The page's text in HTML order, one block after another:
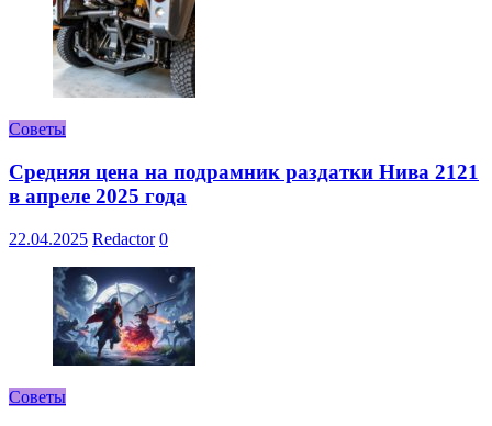
Советы
Средняя цена на подрамник раздатки Нива 2121
в апреле 2025 года
22.04.2025 Redactor 0
Советы